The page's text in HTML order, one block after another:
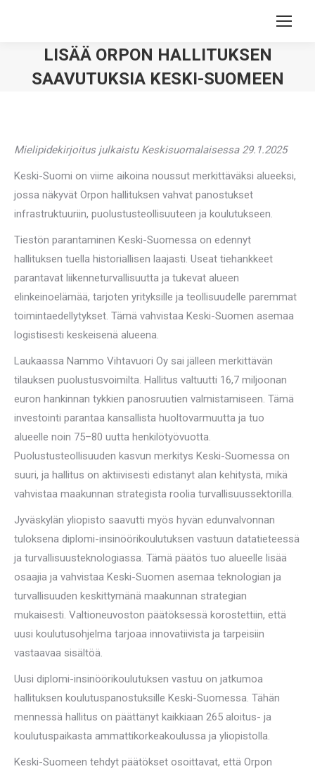
LISÄÄ ORPON HALLITUKSEN
SAAVUTUKSIA KESKI-SUOMEEN
Mielipidekirjoitus julkaistu Keskisuomalaisessa 29.1.2025
Keski-Suomi on viime aikoina noussut merkittäväksi alueeksi,
jossa näkyvät Orpon hallituksen vahvat panostukset
infrastruktuuriin, puolustusteollisuuteen ja koulutukseen.
Tiestön parantaminen Keski-Suomessa on edennyt
hallituksen tuella historiallisen laajasti. Useat tiehankkeet
parantavat liikenneturvallisuutta ja tukevat alueen
elinkeinoelämää, tarjoten yrityksille ja teollisuudelle paremmat
toimintaedellytykset. Tämä vahvistaa Keski-Suomen asemaa
logistisesti keskeisenä alueena.
Laukaassa Nammo Vihtavuori Oy sai jälleen merkittävän
tilauksen puolustusvoimilta. Hallitus valtuutti 16,7 miljoonan
euron hankinnan tykkien panosruutien valmistamiseen. Tämä
investointi parantaa kansallista huoltovarmuutta ja tuo
alueelle noin 75–80 uutta henkilötyövuotta.
Puolustusteollisuuden kasvun merkitys Keski-Suomessa on
suuri, ja hallitus on aktiivisesti edistänyt alan kehitystä, mikä
vahvistaa maakunnan strategista roolia turvallisuussektorilla.
Jyväskylän yliopisto saavutti myös hyvän edunvalvonnan
tuloksena diplomi-insinöörikoulutuksen vastuun datatieteessä
ja turvallisuusteknologiassa. Tämä päätös tuo alueelle lisää
osaajia ja vahvistaa Keski-Suomen asemaa teknologian ja
turvallisuuden keskittymänä maakunnan strategian
mukaisesti. Valtioneuvoston päätöksessä korostettiin, että
uusi koulutusohjelma tarjoaa innovatiivista ja tarpeisiin
vastaavaa sisältöä.
Uusi diplomi-insinöörikoulutuksen vastuu on jatkumoa
hallituksen koulutuspanostuksille Keski-Suomessa. Tähän
mennessä hallitus on päättänyt kaikkiaan 265 aloitus- ja
koulutuspaikasta ammattikorkeakoulussa ja yliopistolla.
Keski-Suomeen tehdyt päätökset osoittavat, että Orpon